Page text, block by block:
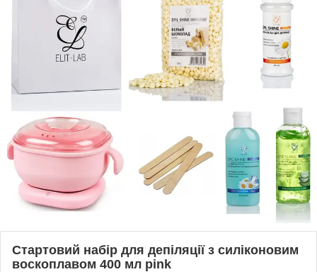
Стартовий набір для депіляції з силіконовим
воскоплавом 400 мл pink